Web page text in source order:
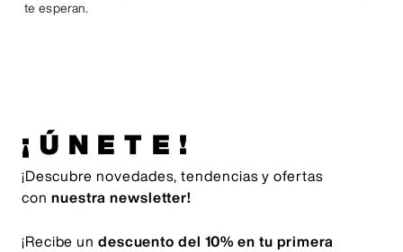
te esperan.
¡ÚNETE!
¡Descubre novedades, tendencias y ofertas
con nuestra newsletter!
¡Recibe un descuento del 10% en tu primera